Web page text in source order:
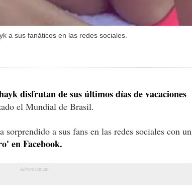
a sus fanáticos en las redes sociales.
disfrutan de sus últimos días de vacaciones
el Mundial de Brasil.
sorprendido a sus fans en las redes sociales con un
en Facebook.